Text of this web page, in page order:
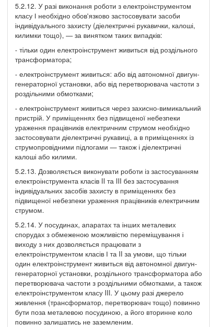
5.2.12. У разі виконання роботи з електроінструментом
класу І необхідно обов'язково застосовувати засоби
індивідуального захисту (діелектричні рукавички, калоші,
килимки тощо), — за винятком таких випадків:
- тільки один електроінструмент живиться від роздільного
трансформатора;
- електроінструмент живиться: або від автономної двигун-
генераторної установки, або від перетворювача частоти з
роздільними обмотками;
- електроінструмент живиться через захисно-вимикальний
пристрій. У приміщеннях без підвищеної небезпеки
ураження працівників електричним струмом необхідно
застосовувати діелектричні рукавиці, а в приміщеннях із
струмопровідними підлогами — також і діелектричні
калоші або килими.
5.2.13. Дозволяється виконувати роботи із застосуванням
електроінструмента класів II та III без застосування
індивідуальних засобів захисту в приміщеннях без
підвищеної небезпеки ураження працівників електричним
струмом.
5.2.14. У посудинах, апаратах та інших металевих
спорудах з обмеженою можливістю переміщування і
виходу з них дозволяється працювати з
електроінструментом класів І та II за умови, що тільки
один електроінструмент живиться від автономної двигун-
генераторної установки, роздільного трансформатора або
перетворювача частоти з роздільними обмотками, а також
електроінструментом класу III. У цьому разі джерело
живлення (трансформатор, перетворювач тощо) повинно
бути поза металевою посудиною, а його вторинне коло
повинно залишатись не заземленим.